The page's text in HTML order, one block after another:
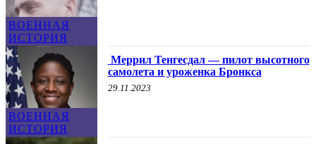
ВОЕННАЯ
ИСТОРИЯ
ВОЕННАЯ
ИСТОРИЯ
Меррил Тенгесдал — пилот высотного
самолета и уроженка Бронкса
29.11.2023